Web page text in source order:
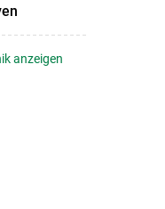
anzeigen